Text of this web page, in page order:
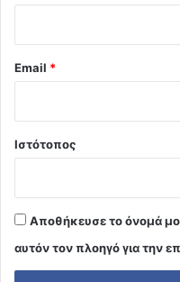
Email *
Ιστότοπος
Αποθήκευσε το όνομά
αυτόν τον πλοηγό για την